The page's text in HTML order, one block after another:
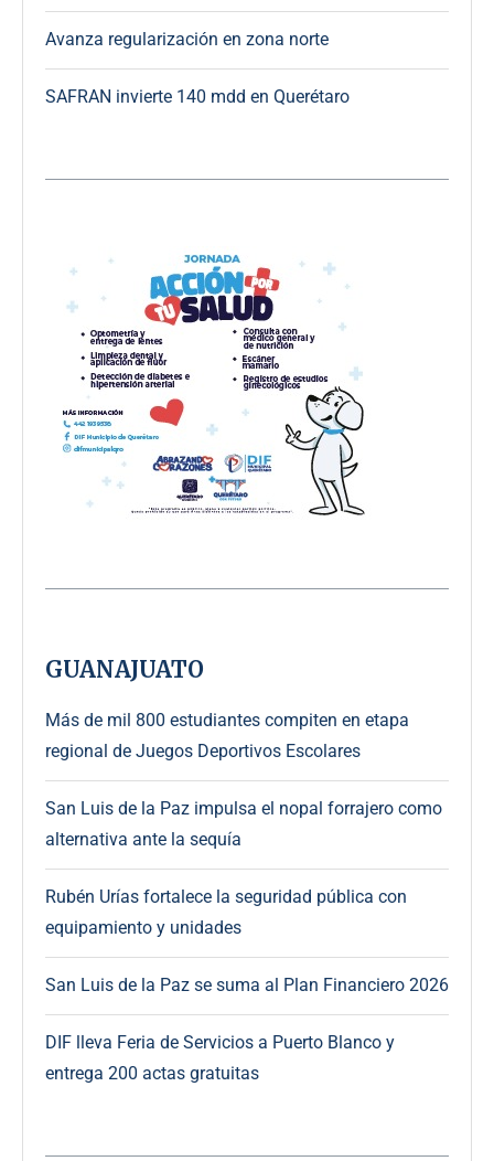
Avanza regularización en zona norte
SAFRAN invierte 140 mdd en Querétaro
GUANAJUATO
Más de mil 800 estudiantes compiten en etapa
regional de Juegos Deportivos Escolares
San Luis de la Paz impulsa el nopal forrajero como
alternativa ante la sequía
Rubén Urías fortalece la seguridad pública con
equipamiento y unidades
San Luis de la Paz se suma al Plan Financiero 2026
DIF lleva Feria de Servicios a Puerto Blanco y
entrega 200 actas gratuitas